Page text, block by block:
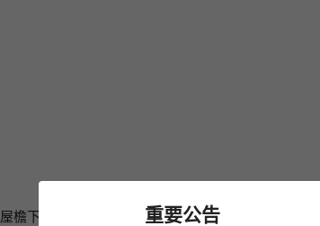
屋檐下的光 我靠升级逆袭成为大师
重要公告